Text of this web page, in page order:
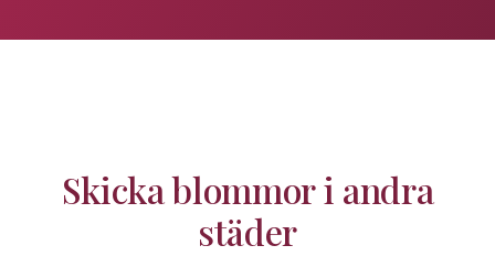
Skicka blommor i andra
städer